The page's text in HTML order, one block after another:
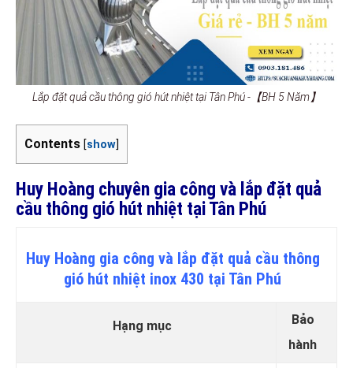
Lắp đặt quả cầu thông gió hút nhiệt tại Tân Phú -【BH 5 Năm】
Contents [show]
Huy Hoàng chuyên gia công và lắp đặt quả
cầu thông gió hút nhiệt tại Tân Phú
Huy Hoàng gia công và lắp đặt quả cầu thông
gió hút nhiệt inox 430 tại Tân Phú
Hạng mục
Bảo
hành